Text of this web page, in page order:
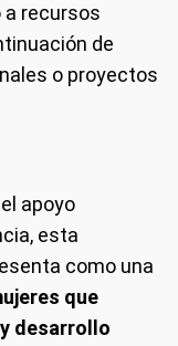
recursos
de
o proyectos
apoyo
esta
como una
que
desarrollo